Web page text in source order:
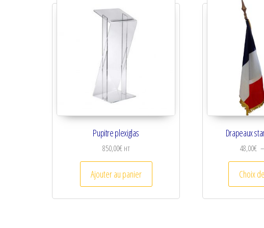
Pupitre plexiglas
850,00€ HT
Ajouter au panier
Drapeaux
48,00€ –
Choix